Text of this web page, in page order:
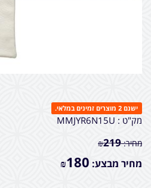
ישנם 2 מוצרים זמינים במלאי.
מק"ט : MMJYR6N15U
מחיר: ₪219
מחיר מבצע: ₪180